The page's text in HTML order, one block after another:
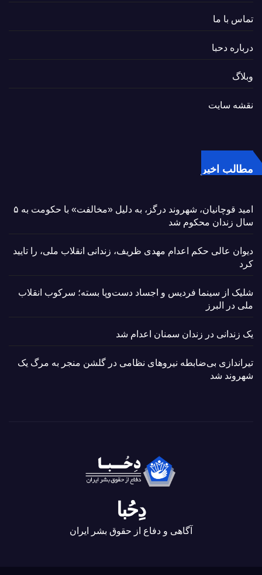
تماس با ما
درباره دحبا
وبلاگ
نقشه سایت
مطالب اخیر
امید قوچانیان، شهروند درگز، به دلیل «مخالفت» با حکومت به ۵
سال زندان محکوم شد
دیوان عالی حکم اعدام مهدی ظریف، زندانی انقلاب ملی، را تایید
کرد
شلیک از سینما فردیس و اجساد دست‌وپا بسته؛ سرکوب انقلاب
ملی در البرز
یک زندانی در زندان سمنان اعدام شد
تیراندازی بی‌ضابطه نیروهای نظامی در گلشن منجر به مرگ یک
شهروند شد
دِحُبا
آگاهی و دفاع از حقوق بشر ایران